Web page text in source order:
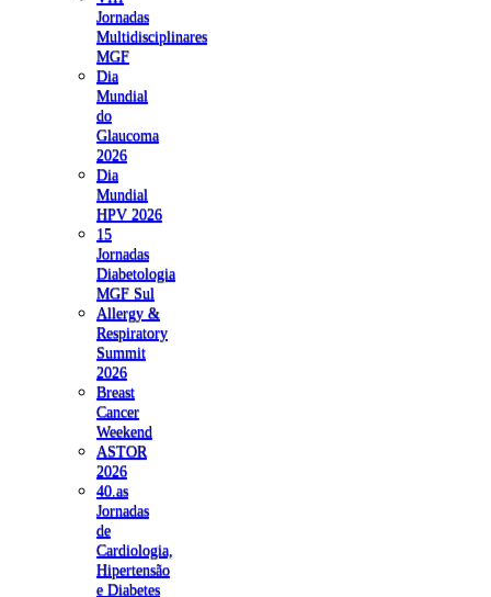
Jornadas
Multidisciplinares
MGF
Dia
Mundial
do
Glaucoma
2026
Dia
Mundial
HPV 2026
15
Jornadas
Diabetologia
MGF Sul
Allergy &
Respiratory
Summit
2026
Breast
Cancer
Weekend
ASTOR
2026
40.as
Jornadas
de
Cardiologia,
Hipertensão
e Diabetes